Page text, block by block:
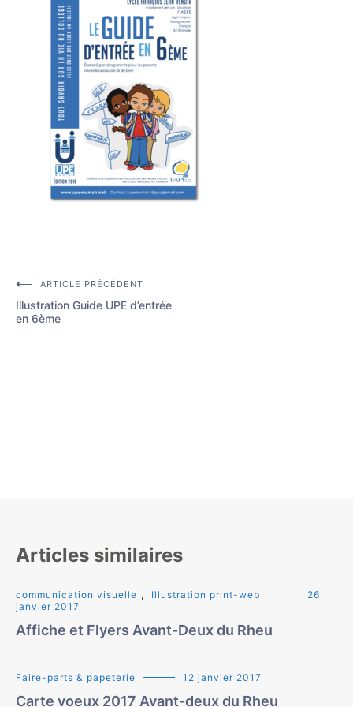
Navigation
de
ARTICLE PRÉCÉDENT
Illustration Guide UPE d’entrée
en 6ème
Articles similaires
communication visuelle , Illustration print-web
26
janvier 2017
Affiche et Flyers Avant-Deux du Rheu
Faire-parts & papeterie 12 janvier 2017
Carte voeux 2017 Avant-deux du Rheu